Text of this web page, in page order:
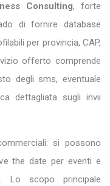
Consulting, forte
di fornire database
per provincia, CAP,
offerto comprende
degli sms, eventuale
dettagliata sugli invii
si possono
the date per eventi e
Lo scopo principale